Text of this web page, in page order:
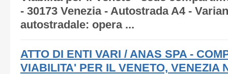
- 30173 Venezia - Autostrada A4 -
autostradale: opera ...
ATTO DI ENTI VARI / ANAS SPA -
VIABILITA' PER IL VENETO, VENEZIA